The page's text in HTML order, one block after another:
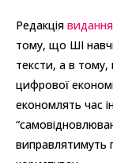
Редакція
тому, що ШІ
тексти, а в тому,
цифрової
економлять час
виправлятимуть